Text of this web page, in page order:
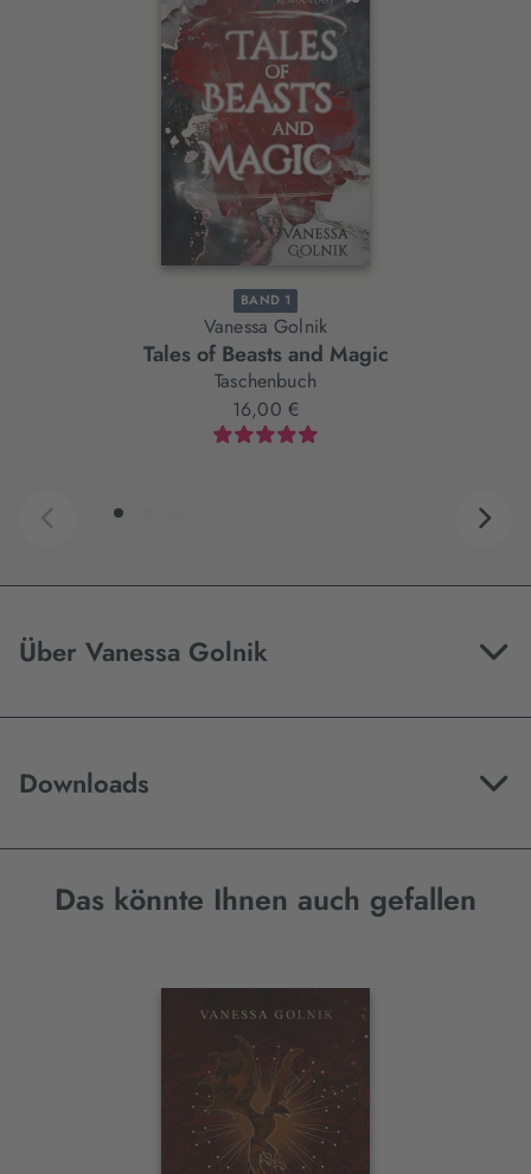
BAND 1
Vanessa Golnik
Tales of Beasts and Magic
Taschenbuch
16,00 €
Über Vanessa Golnik
Downloads
Das könnte Ihnen auch gefallen